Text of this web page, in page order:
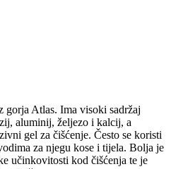
gorja Atlas. Ima visoki sadržaj
aluminij, željezo i kalcij, a
gel za čišćenje. Često se koristi
za njegu kose i tijela. Bolja je
učinkovitosti kod čišćenja te je